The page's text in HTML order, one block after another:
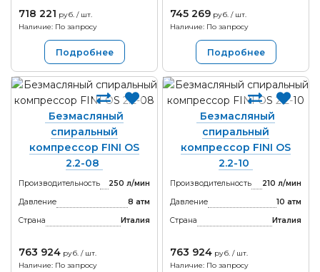
718 221 руб. / шт.
Наличие: По запросу
Подробнее
745 269 руб. / шт.
Наличие: По запросу
Подробнее
Безмасляный
спиральный
компрессор FINI OS
2.2-08
Производительность
250 л/мин
Давление
8 атм
Страна
Италия
763 924 руб. / шт.
Наличие: По запросу
Безмасляный
спиральный
компрессор FINI OS
2.2-10
Производительность
210 л/мин
Давление
10 атм
Страна
Италия
763 924 руб. / шт.
Наличие: По запросу